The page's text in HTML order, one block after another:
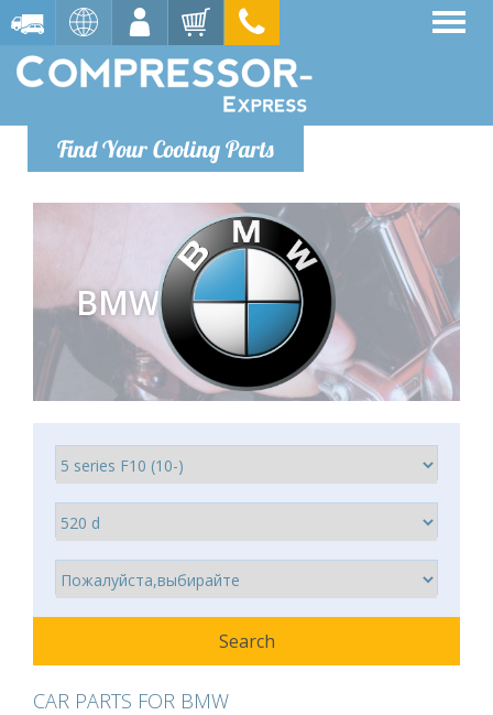
Find Your Cooling Parts
BMW
CAR PARTS FOR BMW